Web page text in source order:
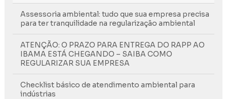
Assessoria ambiental: tudo que sua empresa precisa
para ter tranquilidade na regularização ambiental
ATENÇÃO: O PRAZO PARA ENTREGA DO RAPP AO
IBAMA ESTÁ CHEGANDO – SAIBA COMO
REGULARIZAR SUA EMPRESA
Checklist básico de atendimento ambiental para
indústrias